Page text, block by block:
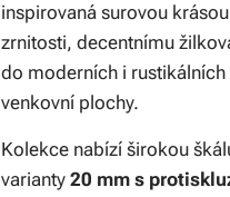
inspirovaná surovou
zrnitosti, decentnímu
do moderních i
venkovní plochy.
Kolekce nabízí širokou
varianty20 mm s